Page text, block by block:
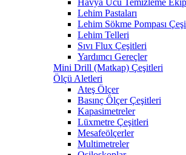
Havya Ucu Temizleme
Lehim Pastaları
Lehim Sökme Pompası
Lehim Telleri
Sıvı Flux Çeşitleri
Yardımcı Gereçler
Mini Drill (Matkap) Çeşitleri
Ölçü Aletleri
Ateş Ölçer
Basınç Ölçer Çeşitleri
Kapasimetreler
Lüxmetre Çeşitleri
Mesafeölçerler
Multimetreler